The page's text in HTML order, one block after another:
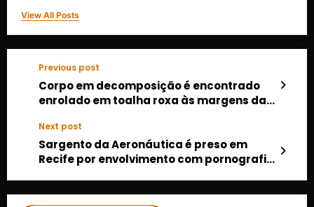
View All Posts
Previous post
Corpo em decomposição é encontrado
enrolado em toalha roxa às margens da
Next post
Sargento da Aeronáutica é preso em
Recife por envolvimento com pornografia